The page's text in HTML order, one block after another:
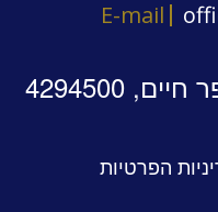
E-mail
הפרטיות